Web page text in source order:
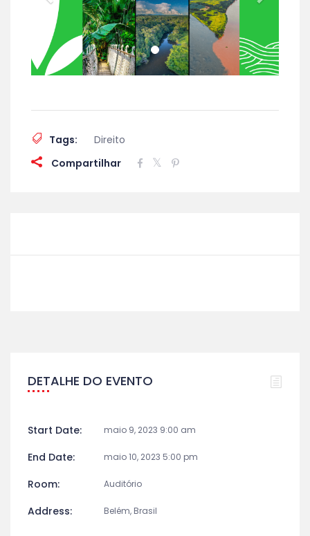
Tags:
Direito
Compartilhar
DETALHE DO EVENTO
Start Date: maio 9, 2023 9:00 am
End Date: maio 10, 2023 5:00 pm
Room: Auditório
Address: Belém, Brasil